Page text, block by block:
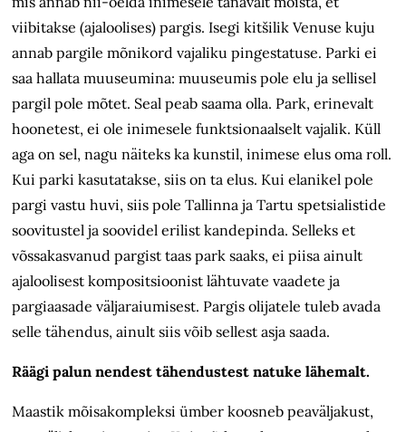
viibitakse (ajaloolises) pargis. Isegi kitšilik Venuse kuju
annab pargile mõnikord vajaliku pingestatuse. Parki ei
saa hallata muuseumina: muuseumis pole elu ja sellisel
pargil pole mõtet. Seal peab saama olla. Park, erinevalt
hoonetest, ei ole inimesele funktsionaalselt vajalik. Küll
aga on sel, nagu näiteks ka kunstil, inimese elus oma roll.
Kui parki kasutatakse, siis on ta elus. Kui elanikel pole
pargi vastu huvi, siis pole Tallinna ja Tartu spetsialistide
soovitustel ja soovidel erilist kandepinda. Selleks et
võssakasvanud pargist taas park saaks, ei piisa ainult
ajaloolisest kompositsioonist lähtuvate vaadete ja
pargiaasade väljaraiumisest. Pargis olijatele tuleb avada
selle tähendus, ainult siis võib sellest asja saada.
Räägi palun nendest tähendustest natuke lähemalt.
Maastik mõisakompleksi ümber koosneb peaväljakust,